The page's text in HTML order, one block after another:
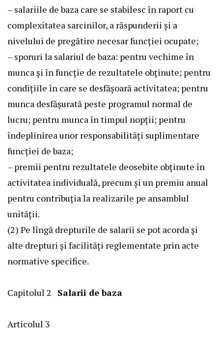
– salariile de baza care se stabilesc în raport cu
complexitatea sarcinilor, a răspunderii şi a
nivelului de pregătire necesar funcţiei ocupate;
– sporuri la salariul de baza: pentru vechime în
munca şi în funcţie de rezultatele obţinute; pentru
condiţiile în care se desfăşoară activitatea; pentru
munca desfăşurată peste programul normal de
lucru; pentru munca în timpul nopţii; pentru
îndeplinirea unor responsabilităţi suplimentare
funcţiei de baza;
– premii pentru rezultatele deosebite obţinute în
activitatea individuală, precum şi un premiu anual
pentru contribuţia la realizarile pe ansamblul
unităţii.
(2) Pe lîngă drepturile de salarii se pot acorda şi
alte drepturi şi facilităţi reglementate prin acte
normative specifice.
Capitolul 2 Salarii de baza
Articolul 3